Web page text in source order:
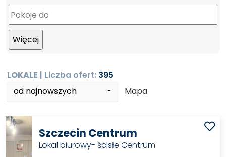
LOKALE | Liczba ofert: 395
od najnowszych
Mapa
Szczecin Centrum
Lokal biurowy- ścisłe Centrum